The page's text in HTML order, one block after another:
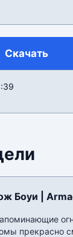
Скачать
Боуи |
прекрасно